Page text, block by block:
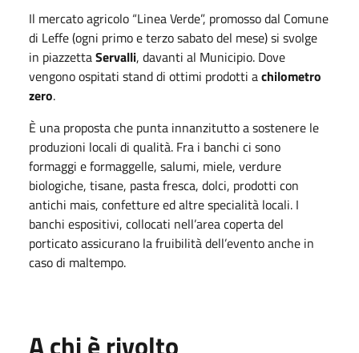
Il mercato agricolo “Linea Verde”, promosso dal Comune
di Leffe (ogni primo e terzo sabato del mese) si svolge
in piazzettaServalli, davanti al Municipio. Dove
vengono ospitati stand di ottimi prodotti achilometro
zero.
È una proposta che punta innanzitutto a sostenere le
produzioni locali di qualità. Fra i banchi ci sono
formaggi e formaggelle, salumi, miele, verdure
biologiche, tisane, pasta fresca, dolci, prodotti con
antichi mais, confetture ed altre specialità locali. I
banchi espositivi, collocati nell’area coperta del
porticato assicurano la fruibilità dell’evento anche in
caso di maltempo.